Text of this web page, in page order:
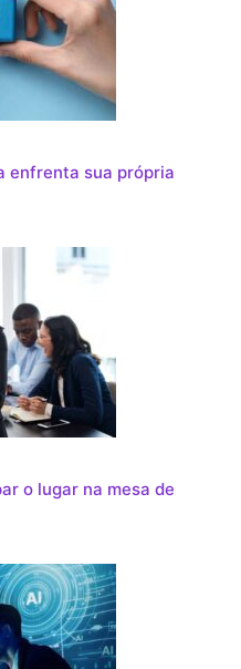
enfrenta sua própria
o lugar na mesa de